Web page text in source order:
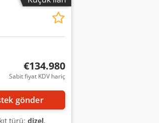
€134.980
Sabit fiyat KDV hariç
gönder
türü: dizel,